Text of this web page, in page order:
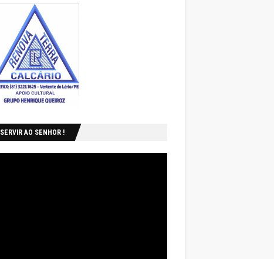
SERVIR AO SENHOR !